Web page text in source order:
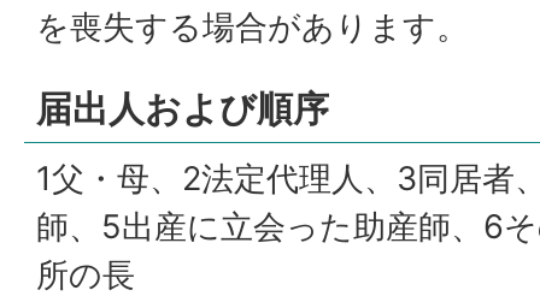
を喪失する場合があります。
届出人および順序
1父・母、2法定代理人、3同居者
師、5出産に立会った助産師、6
所の長